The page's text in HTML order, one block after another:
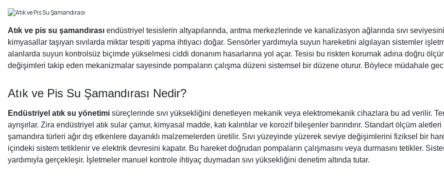
Atık ve pis su şamandırası endüstriyel tesislerin altyapılarında, arıtma merkezlerinde ve kanalizasyon ağlarında sıvı
kimyasallar taşıyan sıvılarda miktar tespiti yapma ihtiyacı doğar. Sensörler yardımıyla suyun hareketini algılayan sistemler
alanlarda suyun kontrolsüz biçimde yükselmesi ciddi donanım hasarlarına yol açar. Tesisi bu riskten korumak adına doğru
değişimleri takip eden mekanizmalar sayesinde pompaların çalışma düzeni sistemsel bir düzene oturur. Böylece müdahale
Atık ve Pis Su Şamandırası Nedir?
Endüstriyel atık su yönetimi süreçlerinde sıvı yüksekliğini denetleyen mekanik veya elektromekanik cihazlara bu ad verilir.
ayrışırlar. Zira endüstriyel atık sular çamur, kimyasal madde, katı kalıntılar ve korozif bileşenler barındırır. Standart ölçüm
şamandıra türleri ağır dış etkenlere dayanıklı malzemelerden üretilir. Sıvı yüzeyinde yüzerek seviye değişimlerini fiziksel bir
içindeki sistem tetiklenir ve elektrik devresini kapatır. Bu hareket doğrudan pompaların çalışmasını veya durmasını tetikler.
yardımıyla gerçekleşir. İşletmeler manuel kontrole ihtiyaç duymadan sıvı yüksekliğini denetim altında tutar.